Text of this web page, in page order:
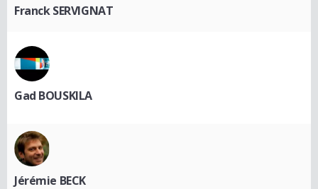
Franck SERVIGNAT
Gad BOUSKILA
Jérémie BECK